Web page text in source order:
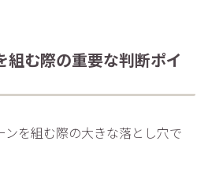
組む際の重要な判断ポイ
ンを組む際の大きな落とし穴で